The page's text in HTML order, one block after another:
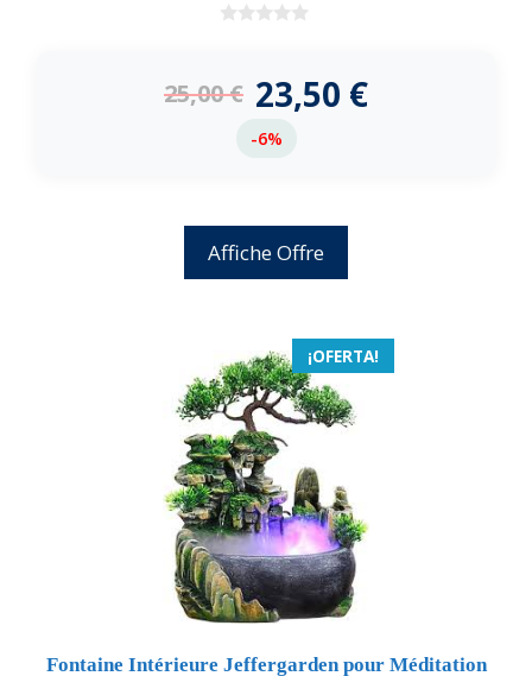
5
25,00€ 23,50 €
-6%
Affiche Offre
¡OFERTA!
Fontaine Intérieure Jeffergarden pour Méditation